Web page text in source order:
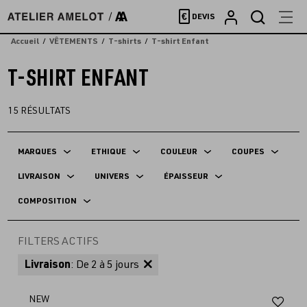
directement
au
€ DEVIS
Accueil VÊTEMENTS T-shirts T-shirt Enfant
T-SHIRT ENFANT
15 RÉSULTATS
MARQUES ETHIQUE COULEUR COUPES
LIVRAISON UNIVERS ÉPAISSEUR
COMPOSITION
FILTERS ACTIFS
Livraison: De 2 à 5 jours
NEW